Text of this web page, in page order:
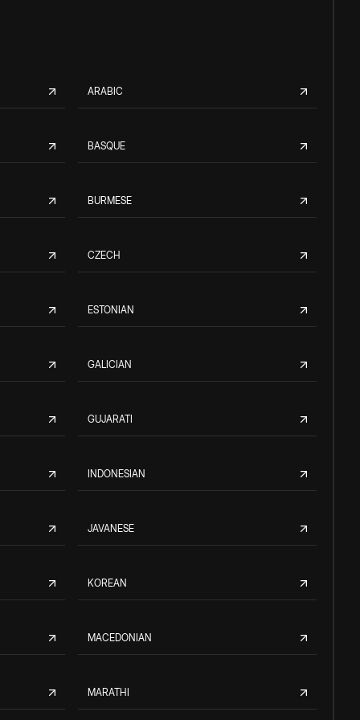
ARABIC
BASQUE
BURMESE
CZECH
ESTONIAN
GALICIAN
GUJARATI
INDONESIAN
JAVANESE
KOREAN
MACEDONIAN
MARATHI